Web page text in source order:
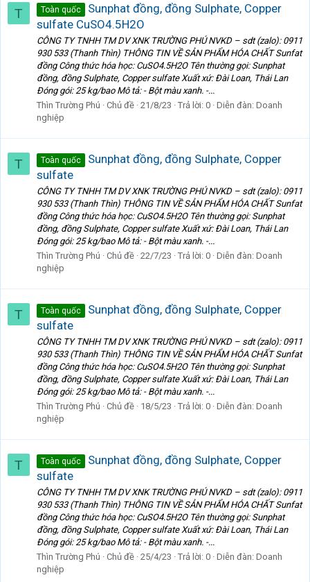
T Toàn quốc
Sunphat đồng, đồng Sulphate, Copper
sulfate CuSO4.5H2O
CÔNG TY TNHH TM DV XNK TRƯỜNG PHÚ NVKD – sdt (zalo): 0911
930 533 (Thanh Thìn) THÔNG TIN VỀ SẢN PHẨM HÓA CHẤT Sunfat
đồng Công thức hóa học: CuSO4.5H2O Tên thường gọi: Sunphat
đồng, đồng Sulphate, Copper sulfate Xuất xứ: Đài Loan, Thái Lan
Đóng gói: 25 kg/bao Mô tả: - Bột màu xanh. -...
Thìn Trường Phú
Chủ đề 21/8/23 Trả lời: 0 Diễn đàn: Doanh
nghiệp
T Toàn quốc
Sunphat đồng, đồng Sulphate, Copper
sulfate
CÔNG TY TNHH TM DV XNK TRƯỜNG PHÚ NVKD – sdt (zalo): 0911
930 533 (Thanh Thìn) THÔNG TIN VỀ SẢN PHẨM HÓA CHẤT Sunfat
đồng Công thức hóa học: CuSO4.5H2O Tên thường gọi: Sunphat
đồng, đồng Sulphate, Copper sulfate Xuất xứ: Đài Loan, Thái Lan
Đóng gói: 25 kg/bao Mô tả: - Bột màu xanh. -...
Thìn Trường Phú
Chủ đề 22/7/23 Trả lời: 0 Diễn đàn: Doanh
nghiệp
T Toàn quốc
Sunphat đồng, đồng Sulphate, Copper
sulfate
CÔNG TY TNHH TM DV XNK TRƯỜNG PHÚ NVKD – sdt (zalo): 0911
930 533 (Thanh Thìn) THÔNG TIN VỀ SẢN PHẨM HÓA CHẤT Sunfat
đồng Công thức hóa học: CuSO4.5H2O Tên thường gọi: Sunphat
đồng, đồng Sulphate, Copper sulfate Xuất xứ: Đài Loan, Thái Lan
Đóng gói: 25 kg/bao Mô tả: - Bột màu xanh. -...
Thìn Trường Phú
Chủ đề 18/5/23 Trả lời: 0 Diễn đàn: Doanh
nghiệp
T Toàn quốc
Sunphat đồng, đồng Sulphate, Copper
sulfate
CÔNG TY TNHH TM DV XNK TRƯỜNG PHÚ NVKD – sdt (zalo): 0911
930 533 (Thanh Thìn) THÔNG TIN VỀ SẢN PHẨM HÓA CHẤT Sunfat
đồng Công thức hóa học: CuSO4.5H2O Tên thường gọi: Sunphat
đồng, đồng Sulphate, Copper sulfate Xuất xứ: Đài Loan, Thái Lan
Đóng gói: 25 kg/bao Mô tả: - Bột màu xanh. -...
Thìn Trường Phú
Chủ đề 25/4/23 Trả lời: 0 Diễn đàn: Doanh
nghiệp